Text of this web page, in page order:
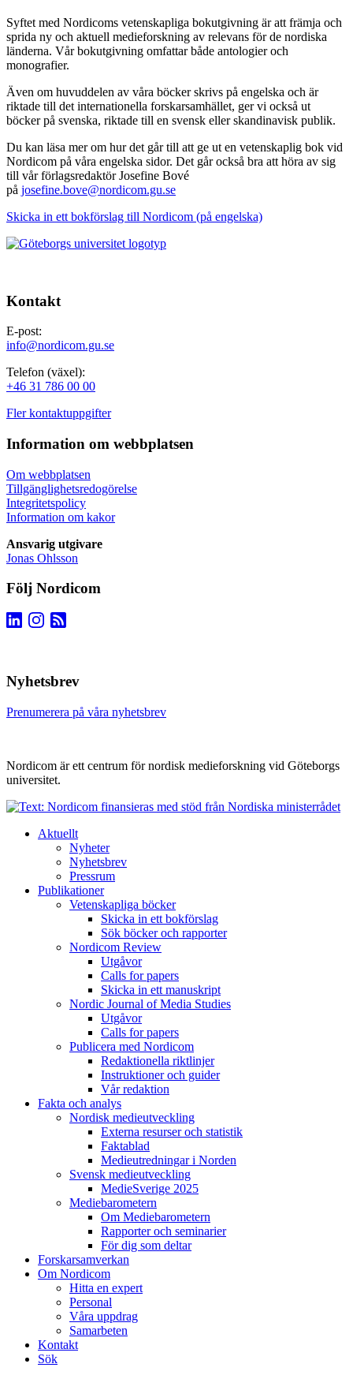
Syftet med Nordicoms vetenskapliga bokutgivning är att främja och
sprida ny och aktuell medieforskning av relevans för de nordiska
länderna. Vår bokutgivning omfattar både antologier och
monografier.
Även om huvuddelen av våra böcker skrivs på engelska och är
riktade till det internationella forskarsamhället, ger vi också ut
böcker på svenska, riktade till en svensk eller skandinavisk publik.
Du kan läsa mer om hur det går till att ge ut en vetenskaplig bok vid
Nordicom på våra engelska sidor. Det går också bra att höra av sig
till vår förlagsredaktör Josefine Bové
på josefine.bove@nordicom.gu.se
Skicka in ett bokförslag till Nordicom (på engelska)
Kontakt
E-post:
info@nordicom.gu.se
Telefon (växel):
+46 31 786 00 00
Fler kontaktuppgifter
Information om webbplatsen
Om webbplatsen
Tillgänglighetsredogörelse
Integritetspolicy
Information om kakor
Ansvarig utgivare
Jonas Ohlsson
Följ Nordicom
Nyhetsbrev
Prenumerera på våra nyhetsbrev
Nordicom är ett centrum för nordisk medieforskning vid Göteborgs
universitet.
Aktuellt
Nyheter
Nyhetsbrev
Pressrum
Publikationer
Vetenskapliga böcker
Skicka in ett bokförslag
Sök böcker och rapporter
Nordicom Review
Utgåvor
Calls for papers
Skicka in ett manuskript
Nordic Journal of Media Studies
Utgåvor
Calls for papers
Publicera med Nordicom
Redaktionella riktlinjer
Instruktioner och guider
Vår redaktion
Fakta och analys
Nordisk medieutveckling
Externa resurser och statistik
Faktablad
Medieutredningar i Norden
Svensk medieutveckling
MedieSverige 2025
Mediebarometern
Om Mediebarometern
Rapporter och seminarier
För dig som deltar
Forskarsamverkan
Om Nordicom
Hitta en expert
Personal
Våra uppdrag
Samarbeten
Kontakt
Sök